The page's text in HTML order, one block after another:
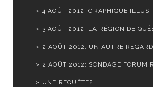
4 AOÛT 2012: GRAPHIQUE
3 AOÛT 2012: LA RÉGION DE
2 AOÛT 2012: UN AUTRE
2 AOÛT 2012: SONDAGE FORUM
UNE REQUÊTE?